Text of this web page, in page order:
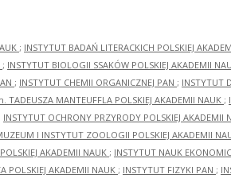
; INSTYTUT BADAŃ LITERACKICH POLSKIEJ
; INSTYTUT BIOLOGII SSAKÓW POLSKIEJ AKADEMII
; INSTYTUT CHEMII ORGANICZNEJ PAN ; INSTYTUT
TADEUSZA MANTEUFFLA POLSKIEJ AKADEMII NAUK ;
INSTYTUT OCHRONY PRZYRODY POLSKIEJ AKADEMII
I INSTYTUT ZOOLOGII POLSKIEJ AKADEMII
AKADEMII NAUK ; INSTYTUT NAUK
POLSKIEJ AKADEMII NAUK ; INSTYTUT FIZYKI PAN ;